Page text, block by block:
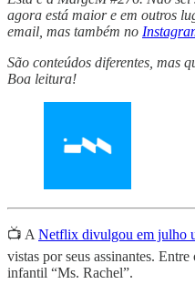
agora está maior e em outros
email, mas também no
São conteúdos diferentes, mas
Boa leitura!
📺 A Netflix divulgou em julho
vistas por seus assinantes.
infantil “Ms. Rachel”.